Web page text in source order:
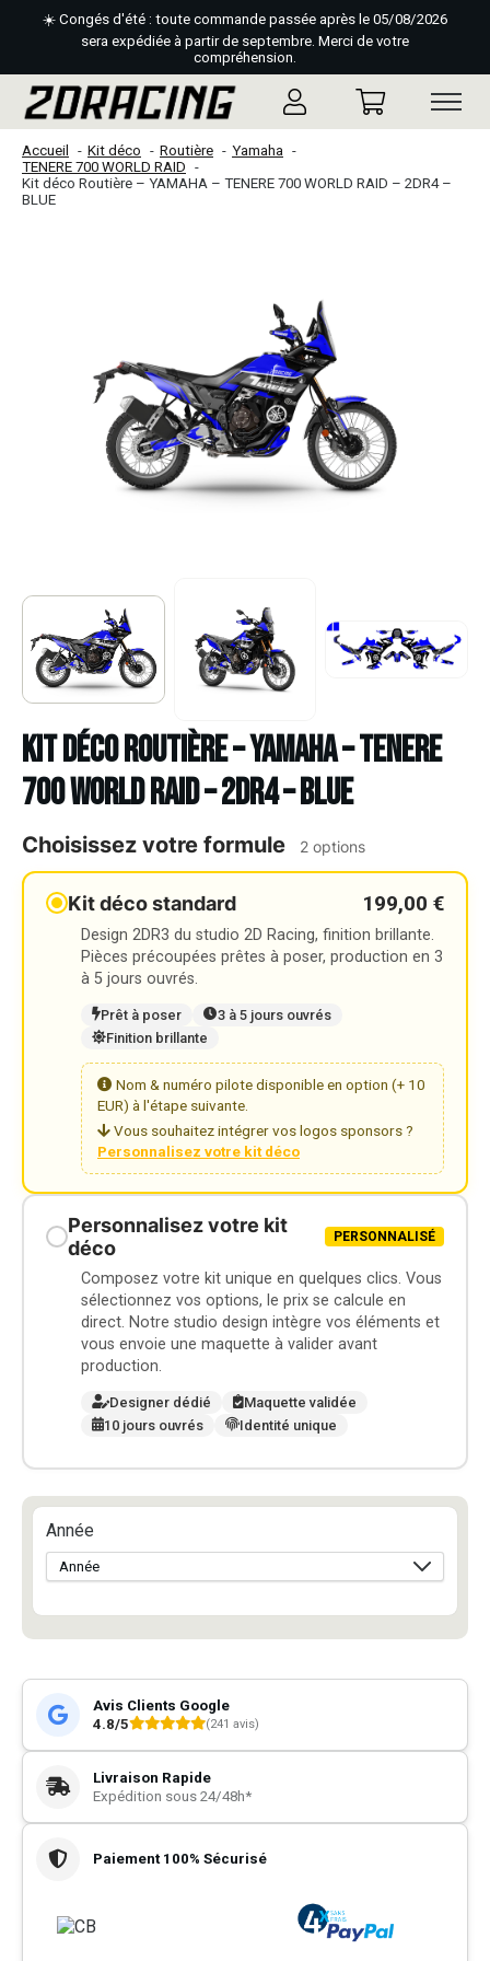
☀️ Congés d'été : toute commande passée après le 05/08/2026
sera expédiée à partir de septembre. Merci de votre
compréhension.
Accueil Kit déco Routière
Yamaha
TENERE 700 WORLD RAID
Kit déco Routière – YAMAHA – TENERE 700 WORLD RAID – 2DR4 –
BLUE
Kit déco Routière – YAMAHA – TENERE
700 WORLD RAID – 2DR4 – BLUE
Choisissez votre formule 2 options
Kit déco standard 199,00 €
Design 2DR3 du studio 2D Racing, finition brillante.
Pièces précoupées prêtes à poser, production en 3
à 5 jours ouvrés.
Prêt à poser
3 à 5 jours ouvrés
Finition brillante
Nom & numéro pilote disponible en option (+ 10
EUR) à l'étape suivante.
Vous souhaitez intégrer vos logos sponsors ?
Personnalisez votre kit déco
Personnalisez votre kit
déco
PERSONNALISÉ
Composez votre kit unique en quelques clics. Vous
sélectionnez vos options, le prix se calcule en
direct. Notre studio design intègre vos éléments et
vous envoie une maquette à valider avant
production.
Designer dédié
Maquette validée
10 jours ouvrés
Identité unique
Année
Avis Clients Google
4.8/5
(241 avis)
Livraison Rapide
Expédition sous 24/48h*
Paiement 100% Sécurisé